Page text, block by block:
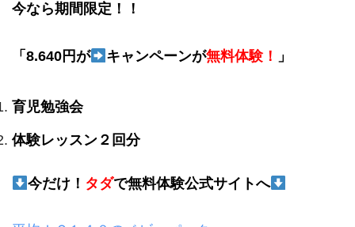
今なら期間限定！！
「8.640円が キャンペーンが無料体験！ 」
育児勉強会
体験レッスン２回分
今だけ！ タダで無料体験公式サイトへ